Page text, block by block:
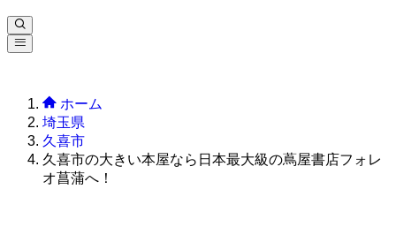
ホーム
埼玉県
久喜市
久喜市の大きい本屋なら日本最大級の蔦屋書店フォレ
オ菖蒲へ！